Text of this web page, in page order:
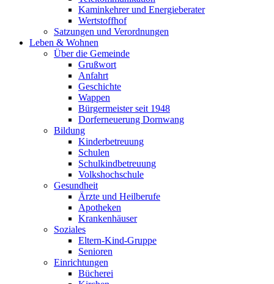
Kaminkehrer und Energieberater
Wertstoffhof
Satzungen und Verordnungen
Leben & Wohnen
Über die Gemeinde
Grußwort
Anfahrt
Geschichte
Wappen
Bürgermeister seit 1948
Dorferneuerung Dornwang
Bildung
Kinderbetreuung
Schulen
Schulkindbetreuung
Volkshochschule
Gesundheit
Ärzte und Heilberufe
Apotheken
Krankenhäuser
Soziales
Eltern-Kind-Gruppe
Senioren
Einrichtungen
Bücherei